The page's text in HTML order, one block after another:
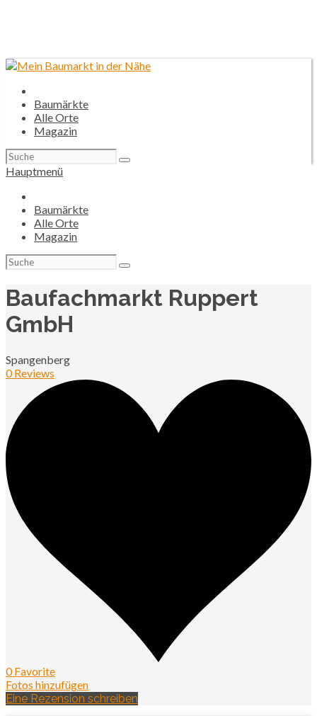
Baumärkte
Alle Orte
Magazin
Suchen
nach:
Hauptmenü
Baumärkte
Alle Orte
Magazin
Suchen
nach:
Baufachmarkt Ruppert
GmbH
Spangenberg
0 Reviews
0 Favorite
Fotos hinzufügen
Eine Rezension schreiben